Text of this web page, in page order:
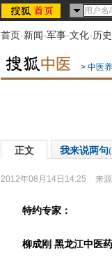
首页-新闻-军事-文化-历史
> 中医
正文 我来说两句(
2012年08月14日14:25 来源
特约专家：
柳成刚 黑龙江中医药